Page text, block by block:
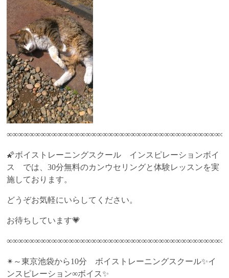
∞∞∞∞∞∞∞∞∞∞∞∞∞∞∞∞∞∞∞∞∞∞∞∞∞∞∞∞∞∞∞∞∞∞∞∞∞∞∞
🌠ボイストレーニングスクール インスピレーションボイ
ス では、30分無料のカンウセリングと体験レッスンを実
施しております。
どうぞお気軽にいらしてください。
お待ちしています💗
✴～東京池袋から10分 ボイストレーニングスクール✨イ
ンスピレーション∞ボイス✨